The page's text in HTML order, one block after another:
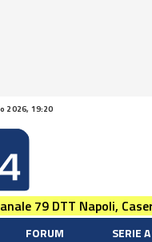
2026, 19:20
79 DTT Napoli,
FORUM SERIE A